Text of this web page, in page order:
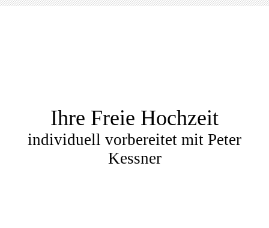
Ihre Freie Hochzeit
individuell vorbereitet mit Peter
Kessner